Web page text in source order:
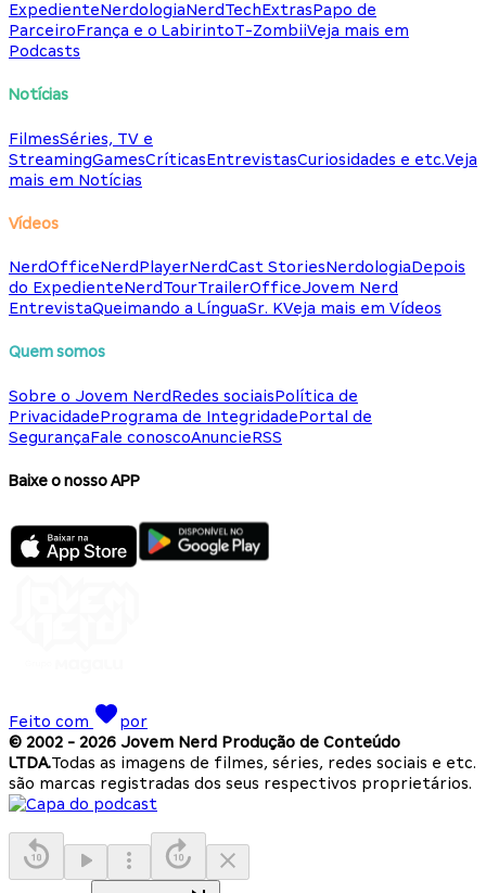
ExpedienteNerdologiaNerdTechExtrasPapo de
ParceiroFrança e o LabirintoT-ZombiiVeja mais em
Podcasts
Notícias
FilmesSéries, TV e
StreamingGamesCríticasEntrevistasCuriosidades e etc.Veja
mais em Notícias
Vídeos
NerdOfficeNerdPlayerNerdCast StoriesNerdologiaDepois
do ExpedienteNerdTourTrailerOfficeJovem Nerd
EntrevistaQueimando a LínguaSr. KVeja mais em Vídeos
Quem somos
Sobre o Jovem NerdRedes sociaisPolítica de
PrivacidadePrograma de IntegridadePortal de
SegurançaFale conoscoAnuncieRSS
Baixe o nosso APP
Feito com
por
© 2002 - 2026 Jovem Nerd Produção de Conteúdo
LTDA.Todas as imagens de filmes, séries, redes sociais e etc.
são marcas registradas dos seus respectivos proprietários.